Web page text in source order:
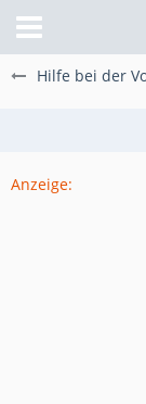
Hilfe bei der
Anzeige: